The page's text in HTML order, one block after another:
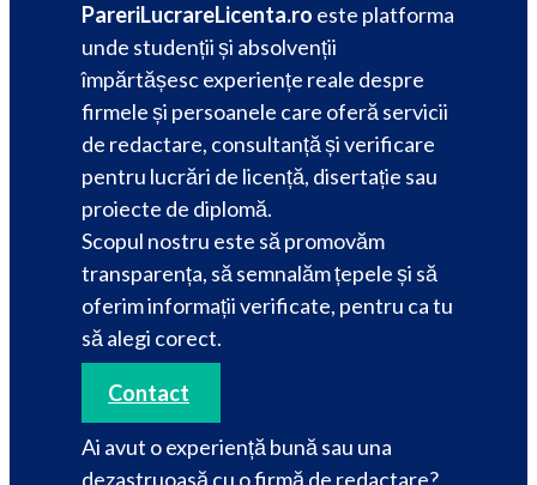
PareriLucrareLicenta.ro este platforma
unde studenții și absolvenții
împărtășesc experiențe reale despre
firmele și persoanele care oferă servicii
de redactare, consultanță și verificare
pentru lucrări de licență, disertație sau
proiecte de diplomă.
Scopul nostru este să promovăm
transparența, să semnalăm țepele și să
oferim informații verificate, pentru ca tu
să alegi corect.
Contact
Ai avut o experiență bună sau una
dezastruoasă cu o firmă de redactare?